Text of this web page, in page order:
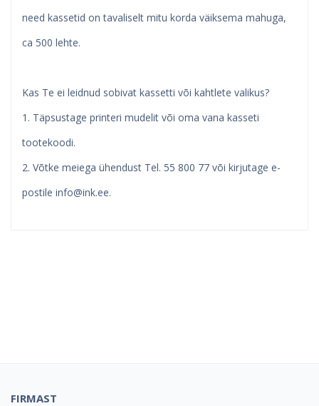
need kassetid on tavaliselt mitu korda väiksema mahuga,
ca 500 lehte.
Kas Te ei leidnud sobivat kassetti või kahtlete valikus?
1. Täpsustage printeri mudelit või oma vana kasseti
tootekoodi.
2. Võtke meiega ühendust Tel. 55 800 77 või kirjutage e-
postile info@ink.ee.
FIRMAST